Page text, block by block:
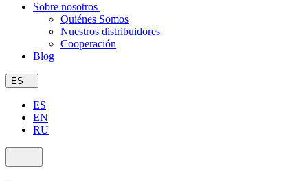
Sobre nosotros
Quiénes Somos
Nuestros distribuidores
Cooperación
Blog
ES
ES
EN
RU